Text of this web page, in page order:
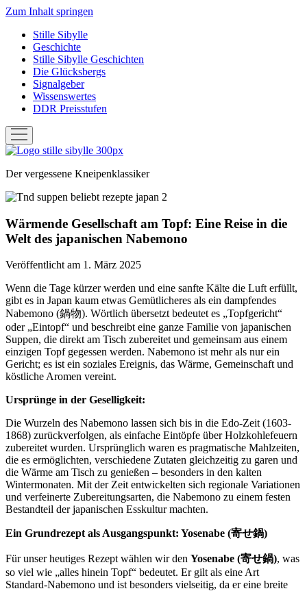
Zum Inhalt springen
Stille Sibylle
Geschichte
Stille Sibylle Geschichten
Die Glücksbergs
Signalgeber
Wissenswertes
DDR Preisstufen
Menü
öffnen
Stille
Der vergessene Kneipenklassiker
Wärmende Gesellschaft am Topf: Eine Reise in die
Welt des japanischen Nabemono
Veröffentlicht am 1. März 2025
Wenn die Tage kürzer werden und eine sanfte Kälte die Luft erfüllt,
gibt es in Japan kaum etwas Gemütlicheres als ein dampfendes
Nabemono (鍋物). Wörtlich übersetzt bedeutet es „Topfgericht“
oder „Eintopf“ und beschreibt eine ganze Familie von japanischen
Suppen, die direkt am Tisch zubereitet und gemeinsam aus einem
einzigen Topf gegessen werden. Nabemono ist mehr als nur ein
Gericht; es ist ein soziales Ereignis, das Wärme, Gemeinschaft und
köstliche Aromen vereint.
Ursprünge in der Geselligkeit:
Die Wurzeln des Nabemono lassen sich bis in die Edo-Zeit (1603-
1868) zurückverfolgen, als einfache Eintöpfe über Holzkohlefeuern
zubereitet wurden. Ursprünglich waren es pragmatische Mahlzeiten,
die es ermöglichten, verschiedene Zutaten gleichzeitig zu garen und
die Wärme am Tisch zu genießen – besonders in den kalten
Wintermonaten. Mit der Zeit entwickelten sich regionale Variationen
und verfeinerte Zubereitungsarten, die Nabemono zu einem festen
Bestandteil der japanischen Esskultur machten.
Ein Grundrezept als Ausgangspunkt: Yosenabe (寄せ鍋)
Für unser heutiges Rezept wählen wir den Yosenabe (寄せ鍋), was
so viel wie „alles hinein Topf“ bedeutet. Er gilt als eine Art
Standard-Nabemono und ist besonders vielseitig, da er eine breite